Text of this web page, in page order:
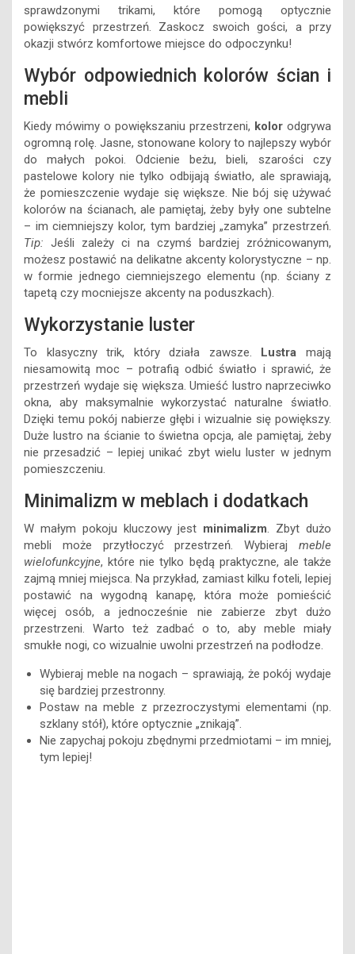
sprawdzonymi trikami, które pomogą optycznie
powiększyć przestrzeń. Zaskocz swoich gości, a przy
okazji stwórz komfortowe miejsce do odpoczynku!
Wybór odpowiednich kolorów ścian i
mebli
Kiedy mówimy o powiększaniu przestrzeni, kolor odgrywa
ogromną rolę. Jasne, stonowane kolory to najlepszy wybór
do małych pokoi. Odcienie beżu, bieli, szarości czy
pastelowe kolory nie tylko odbijają światło, ale sprawiają,
że pomieszczenie wydaje się większe. Nie bój się używać
kolorów na ścianach, ale pamiętaj, żeby były one subtelne
– im ciemniejszy kolor, tym bardziej „zamyka” przestrzeń.
Tip: Jeśli zależy ci na czymś bardziej zróżnicowanym,
możesz postawić na delikatne akcenty kolorystyczne – np.
w formie jednego ciemniejszego elementu (np. ściany z
tapetą czy mocniejsze akcenty na poduszkach).
Wykorzystanie luster
To klasyczny trik, który działa zawsze. Lustra mają
niesamowitą moc – potrafią odbić światło i sprawić, że
przestrzeń wydaje się większa. Umieść lustro naprzeciwko
okna, aby maksymalnie wykorzystać naturalne światło.
Dzięki temu pokój nabierze głębi i wizualnie się powiększy.
Duże lustro na ścianie to świetna opcja, ale pamiętaj, żeby
nie przesadzić – lepiej unikać zbyt wielu luster w jednym
pomieszczeniu.
Minimalizm w meblach i dodatkach
W małym pokoju kluczowy jest minimalizm. Zbyt dużo
mebli może przytłoczyć przestrzeń. Wybieraj meble
wielofunkcyjne, które nie tylko będą praktyczne, ale także
zajmą mniej miejsca. Na przykład, zamiast kilku foteli, lepiej
postawić na wygodną kanapę, która może pomieścić
więcej osób, a jednocześnie nie zabierze zbyt dużo
przestrzeni. Warto też zadbać o to, aby meble miały
smukłe nogi, co wizualnie uwolni przestrzeń na podłodze.
Wybieraj meble na nogach – sprawiają, że pokój wydaje
się bardziej przestronny.
Postaw na meble z przezroczystymi elementami (np.
szklany stół), które optycznie „znikają”.
Nie zapychaj pokoju zbędnymi przedmiotami – im mniej,
tym lepiej!